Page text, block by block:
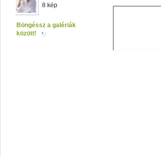
8 kép
Böngéssz a galériák
között!